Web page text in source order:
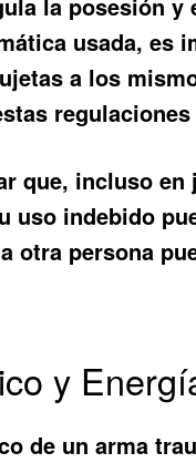
usada, es
a los
que, incluso
uso indebido
otra persona
y
de un arma